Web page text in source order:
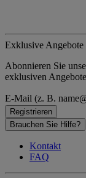
Exklusive Angebote
Abonnieren Sie
exklusiven
E-Mail (z. B.
Registrieren
Brauchen Sie Hilfe?
Kontakt
FAQ